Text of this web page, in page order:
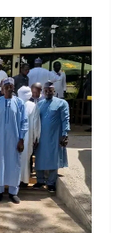
operation de
pour fluidifier